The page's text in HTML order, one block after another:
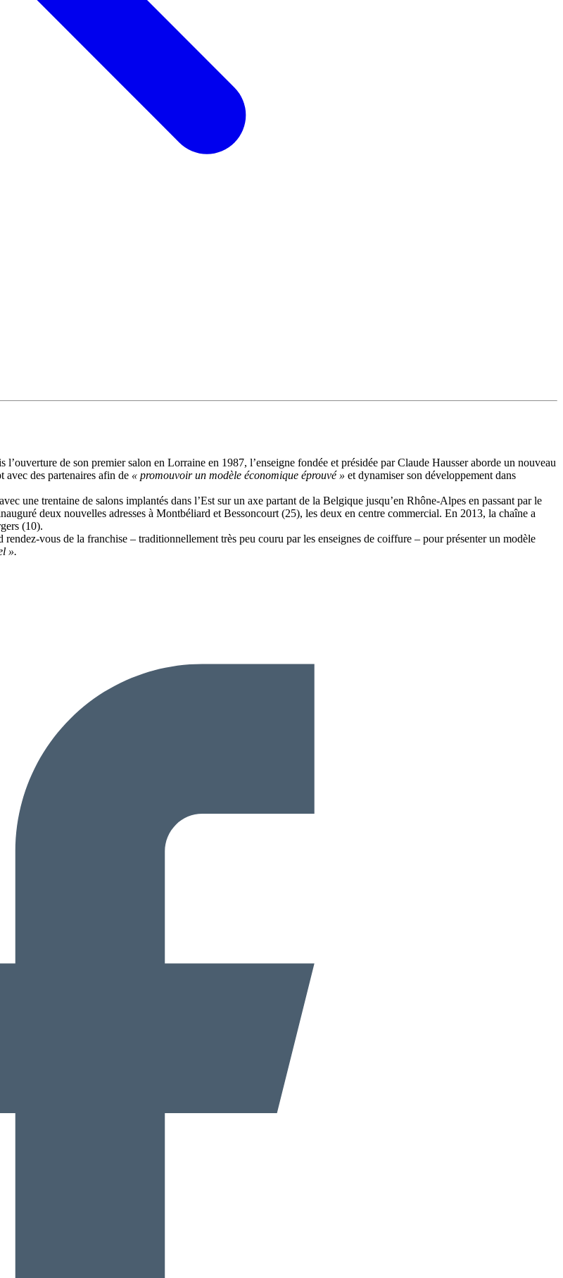
l’ouverture de son premier salon en Lorraine en 1987, l’enseigne fondée et présidée par Claude Hausser aborde un nouveau
avec des partenaires afin de « promouvoir un modèle économique éprouvé » et dynamiser son développement dans
une trentaine de salons implantés dans l’Est sur un axe partant de la Belgique jusqu’en Rhône-Alpes en passant par le
deux nouvelles adresses à Montbéliard et Bessoncourt (25), les deux en centre commercial. En 2013, la chaîne a
(10).
vous de la franchise – traditionnellement très peu couru par les enseignes de coiffure – pour présenter un modèle
».